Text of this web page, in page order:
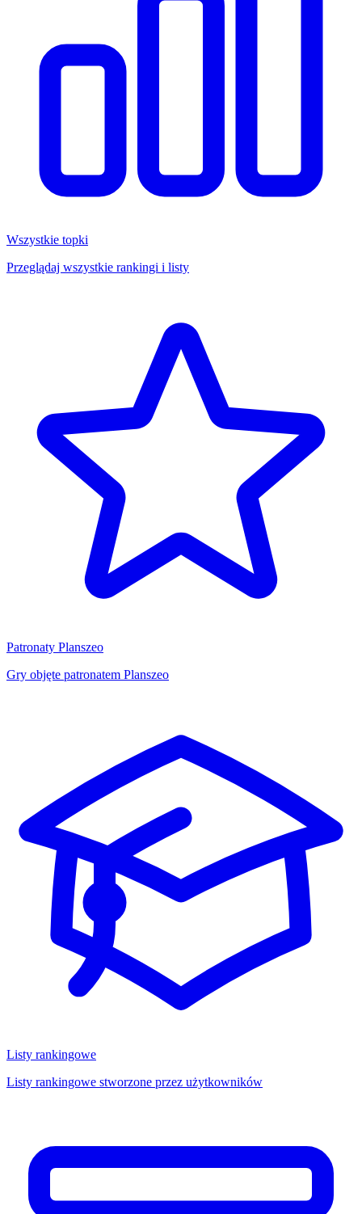
Wszystkie topki
Przeglądaj wszystkie rankingi i listy
Patronaty Planszeo
Gry objęte patronatem Planszeo
Listy rankingowe
Listy rankingowe stworzone przez użytkowników